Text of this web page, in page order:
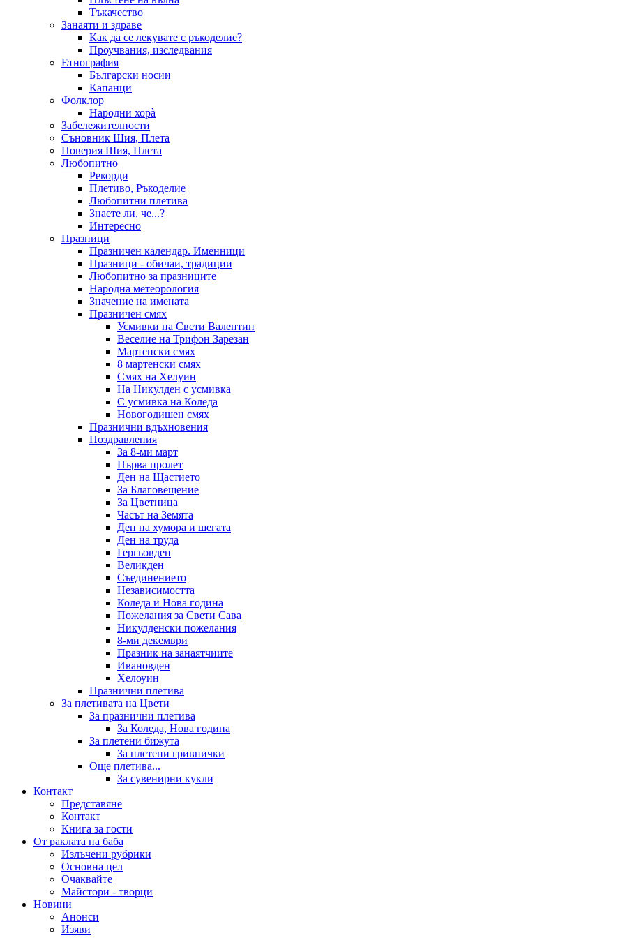
Тъкачество
Занаяти и здраве
Как да се лекувате с ръкоделие?
Проучвания, изследвания
Етнография
Български носии
Капанци
Фолклор
Народни хорà
Забележителности
Съновник Шия, Плета
Поверия Шия, Плета
Любопитно
Рекорди
Плетиво, Ръкоделие
Любопитни плетива
Знаете ли, че...?
Интересно
Празници
Празничен календар. Именници
Празници - обичаи, традиции
Любопитно за празниците
Народна метеорология
Значение на имената
Празничен смях
Усмивки на Свети Валентин
Веселие на Трифон Зарезан
Мартенски смях
8 мартенски смях
Смях на Хелуин
На Никулден с усмивка
С усмивка на Коледа
Новогодишен смях
Празнични вдъхновения
Поздравления
За 8-ми март
Първа пролет
Ден на Щастието
За Благовещение
За Цветница
Часът на Земята
Ден на хумора и шегата
Ден на труда
Гергьовден
Великден
Съединението
Независимостта
Коледа и Нова година
Пожелания за Свети Сава
Никулденски пожелания
8-ми декември
Празник на занаятчиите
Ивановден
Хелоуин
Празнични плетива
За плетивата на Цвети
За празнични плетива
За Коледа, Нова година
За плетени бижута
За плетени гривнички
Още плетива...
За сувенирни кукли
Контакт
Представяне
Контакт
Книга за гости
От раклата на баба
Излъчени рубрики
Основна цел
Очаквайте
Майстори - творци
Новини
Анонси
Изяви